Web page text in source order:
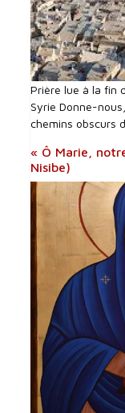
Prière lue à la fin
Syrie Donne-
chemins obscurs
« Ô Marie,
Nisibe)